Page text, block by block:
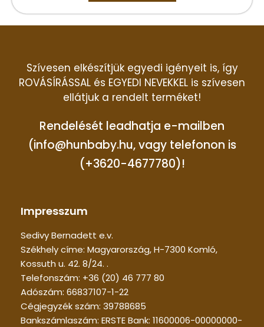
Szívesen elkészítjük egyedi igényeit is, így
ROVÁSÍRÁSSAL és EGYEDI NEVEKKEL is szívesen
ellátjuk a rendelt terméket!
Rendelését leadhatja e-mailben
(info@hunbaby.hu, vagy telefonon is
(+3620-4677780)!
Impresszum
Sedivy Bernadett e.v.
Székhely címe: Magyarország, H-7300 Komló,
Kossuth u. 42. 8/24. .
Telefonszám: +36 (20) 46 777 80
Adószám: 66837107-1-22
Cégjegyzék szám: 39788685
Bankszámlaszám: ERSTE Bank: 11600006-00000000-